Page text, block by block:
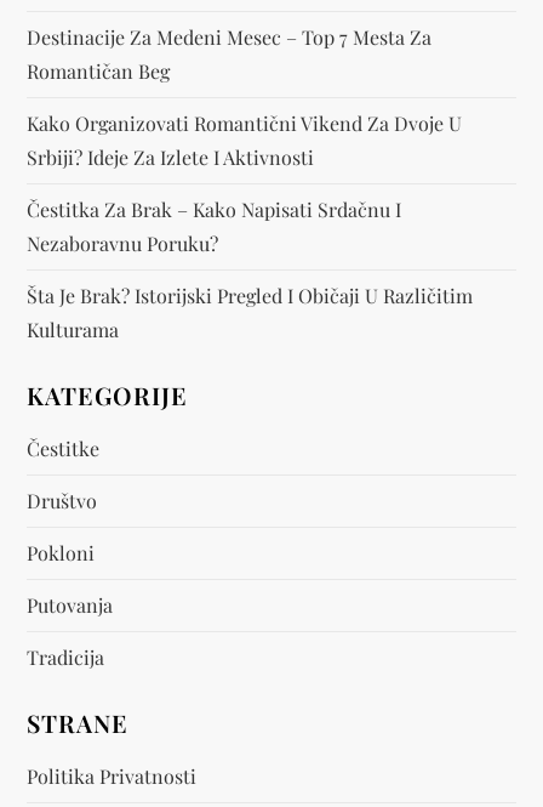
Destinacije Za Medeni Mesec – Top 7 Mesta Za
Romantičan Beg
Kako Organizovati Romantični Vikend Za Dvoje U
Srbiji? Ideje Za Izlete I Aktivnosti
Čestitka Za Brak – Kako Napisati Srdačnu I
Nezaboravnu Poruku?
Šta Je Brak? Istorijski Pregled I Običaji U Različitim
Kulturama
KATEGORIJE
Čestitke
Društvo
Pokloni
Putovanja
Tradicija
STRANE
Politika Privatnosti